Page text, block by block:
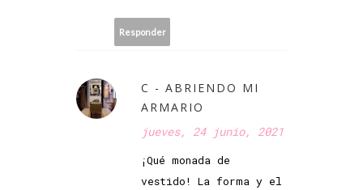
Responder
C - ABRIENDO MI
ARMARIO
jueves, 24 junio, 2021
¡Qué monada de
vestido! La forma y el